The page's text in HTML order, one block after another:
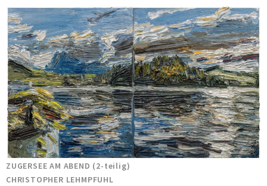
ZUGERSEE AM ABEND (2-teilig)
CHRISTOPHER LEHMPFUHL